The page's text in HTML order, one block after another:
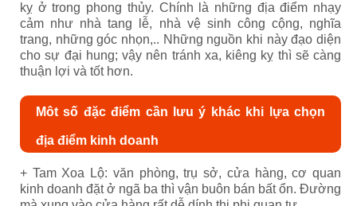
kỵ ở trong phong thủy. Chính là những địa điểm nhạy
cảm như nhà tang lễ, nhà vệ sinh công cộng, nghĩa
trang, những góc nhọn,.. Những nguồn khi này đạo diện
cho sự đại hung; vậy nên tránh xa, kiêng kỵ thì sẽ càng
thuận lợi và tốt hơn.
Môt số đặc điểm cần lưu ý khác khi lựa chọn
địa điểm kinh doanh
+ Tam Xoa Lộ: văn phòng, trụ sở, cửa hàng, cơ quan
kinh doanh đặt ở ngã ba thì vận buôn bán bất ổn. Đường